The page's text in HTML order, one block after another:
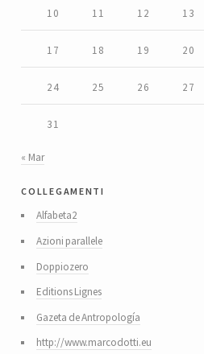
10 11 12 13
17 18 19 20
24 25 26 27
31
« Mar
collegamenti
Alfabeta2
Azioni parallele
Doppiozero
Editions Lignes
Gazeta de Antropología
http://www.marcodotti.eu